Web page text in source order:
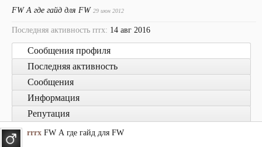
FW А где гайд для FW 29 июн 2012
Последняя активность rrrx: 14 авг 2016
Сообщения профиля
Последняя активность
Сообщения
Информация
Репутация
rrrx FW А где гайд для FW